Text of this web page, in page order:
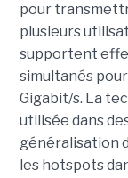
pour
plusieurs
supportent
simultanés
Gigabit/s. La
utilisée dans
généralisation
les hotspots